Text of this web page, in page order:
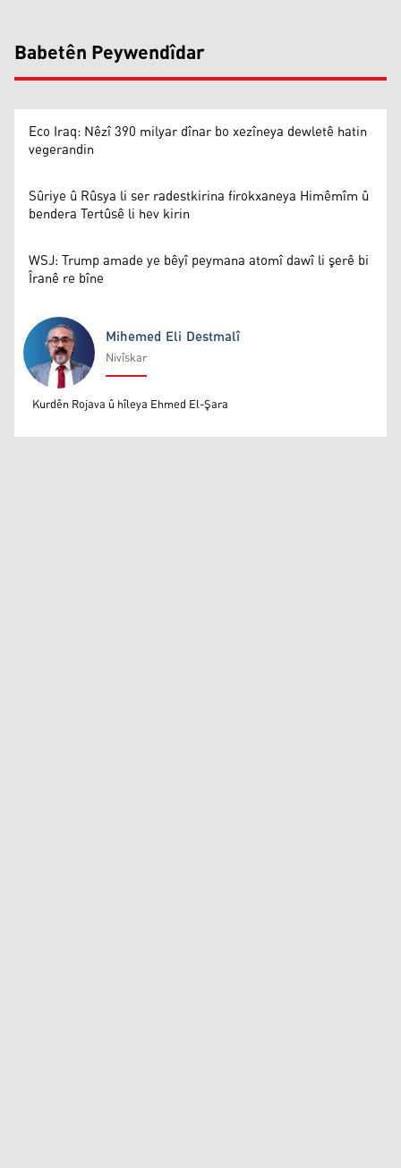
Babetên Peywendîdar
Eco Iraq: Nêzî 390 milyar dînar bo xezîneya dewletê hatin
vegerandin
Sûriye û Rûsya li ser radestkirina firokxaneya Himêmîm û
bendera Tertûsê li hev kirin
WSJ: Trump amade ye bêyî peymana atomî dawî li şerê bi
Îranê re bîne
Mihemed Eli Destmalî
Mihemed Eli Destmalî
Nivîskar
Kurdên Rojava û hîleya Ehmed El-Şara